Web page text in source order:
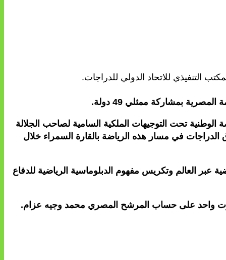
التنفيذي للاتحاد الدولي للدراجات.
بمشاركة ممثلي 49 دولة.
الوطنية تحت التوجيهات الملكية السامية لصاحب الجلالة
في مسار هذه الرياضة بالقارة السمراء خلال
عبر العالم وتكريس مفهوم الدبلوماسية الرياضية للدفاع
صوت واحد على حساب المرشح المصري محمد وجيه عزام.